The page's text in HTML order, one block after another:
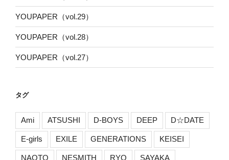
YOUPAPER（vol.29）
YOUPAPER（vol.28）
YOUPAPER（vol.27）
タグ
Ami ATSUSHI D-BOYS DEEP D☆DATE
E-girls EXILE GENERATIONS KEISEI
NAOTO NESMITH RYO SAYAKA